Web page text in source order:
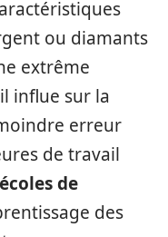
ou diamants
extrême
influe sur la
erreur
de travail
de
des